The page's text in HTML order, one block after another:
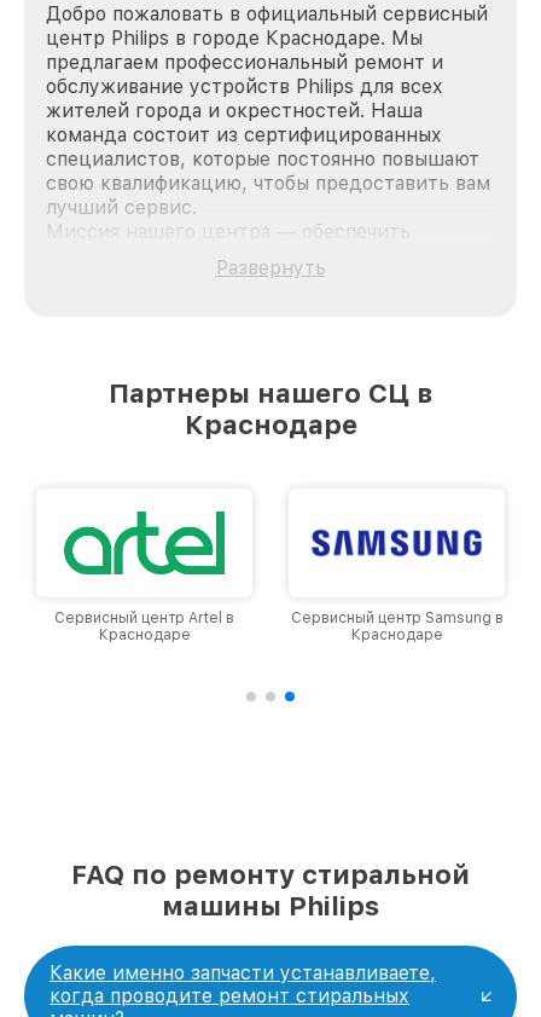
Добро пожаловать в официальный сервисный
центр Philips в городе Краснодаре. Мы
предлагаем профессиональный ремонт и
обслуживание устройств Philips для всех
жителей города и окрестностей. Наша
команда состоит из сертифицированных
специалистов, которые постоянно повышают
свою квалификацию, чтобы предоставить вам
лучший сервис.
Миссия нашего центра — обеспечить
качественный и доступный ремонт для
каждого пользователя продукции Philips, вне
лучшим сервисным центром Philips в городе
Краснодаре, постоянно повышая уровень
Развернуть
Партнеры нашего СЦ в
Краснодаре
Сервисный центр Artel в
Краснодаре
Сервисный центр Samsung в
Краснодаре
FAQ по ремонту стиральной
машины Philips
Какие именно запчасти устанавливаете,
когда проводите ремонт стиральных